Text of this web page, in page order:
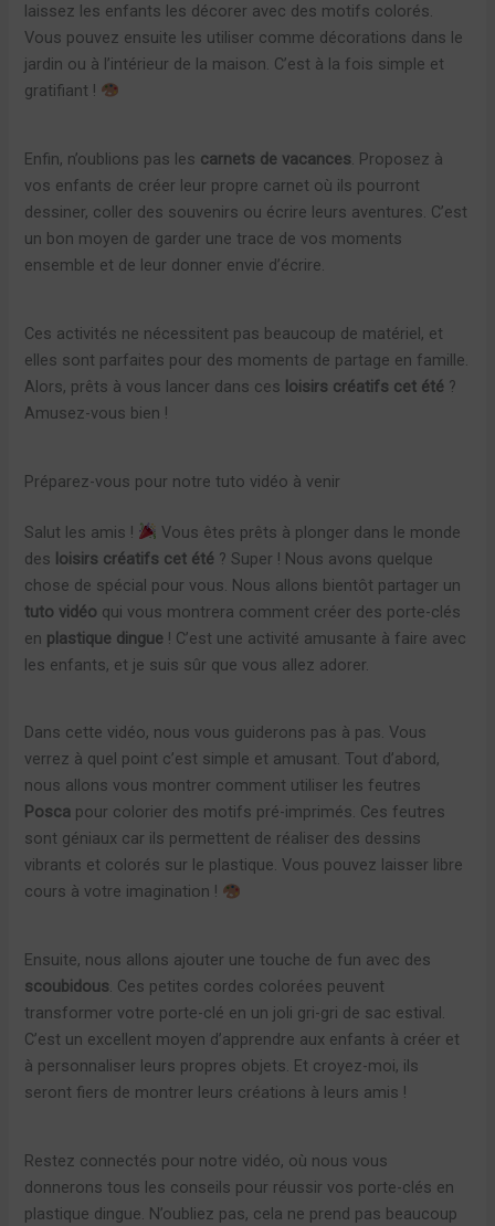
laissez les enfants les décorer avec des motifs colorés.
Vous pouvez ensuite les utiliser comme décorations dans le
jardin ou à l’intérieur de la maison. C’est à la fois simple et
gratifiant !
Enfin, n’oublions pas les carnets de vacances. Proposez à
vos enfants de créer leur propre carnet où ils pourront
dessiner, coller des souvenirs ou écrire leurs aventures. C’est
un bon moyen de garder une trace de vos moments
ensemble et de leur donner envie d’écrire.
Ces activités ne nécessitent pas beaucoup de matériel, et
elles sont parfaites pour des moments de partage en famille.
Alors, prêts à vous lancer dans ces loisirs créatifs cet été ?
Amusez-vous bien !
Préparez-vous pour notre tuto vidéo à venir
Salut les amis !
Vous êtes prêts à plonger dans le monde
des loisirs créatifs cet été ? Super ! Nous avons quelque
chose de spécial pour vous. Nous allons bientôt partager un
tuto vidéo qui vous montrera comment créer des porte-clés
en plastique dingue ! C’est une activité amusante à faire avec
les enfants, et je suis sûr que vous allez adorer.
Dans cette vidéo, nous vous guiderons pas à pas. Vous
verrez à quel point c’est simple et amusant. Tout d’abord,
nous allons vous montrer comment utiliser les feutres
Posca pour colorier des motifs pré-imprimés. Ces feutres
sont géniaux car ils permettent de réaliser des dessins
vibrants et colorés sur le plastique. Vous pouvez laisser libre
cours à votre imagination !
Ensuite, nous allons ajouter une touche de fun avec des
scoubidous. Ces petites cordes colorées peuvent
transformer votre porte-clé en un joli gri-gri de sac estival.
C’est un excellent moyen d’apprendre aux enfants à créer et
à personnaliser leurs propres objets. Et croyez-moi, ils
seront fiers de montrer leurs créations à leurs amis !
Restez connectés pour notre vidéo, où nous vous
donnerons tous les conseils pour réussir vos porte-clés en
plastique dingue. N’oubliez pas, cela ne prend pas beaucoup